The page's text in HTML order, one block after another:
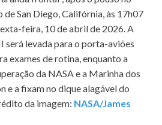
San Diego, Califórnia, às 17h07
feira, 10 de abril de 2026. A
será levada para o porta-aviões
exames de rotina, enquanto a
da NASA e a Marinha dos
e a fixam no dique alagável do
da imagem: NASA/James